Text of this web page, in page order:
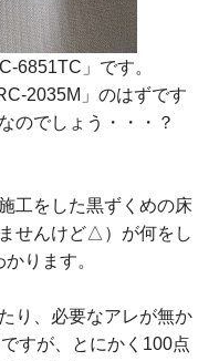
6851TC」 です。
2035M」 のはずです
のでしょう・・・？
工をした黒ずくめの床
せんけど△）が何をし
ります。
り、必要なアレが無か
すが、とにかく100点